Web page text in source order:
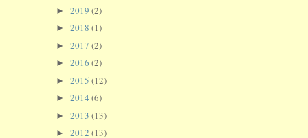
► 2019 (2)
► 2018 (1)
► 2017 (2)
► 2016 (2)
► 2015 (12)
► 2014 (6)
► 2013 (13)
► 2012 (13)